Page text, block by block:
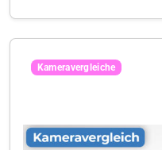
Kameravergleiche